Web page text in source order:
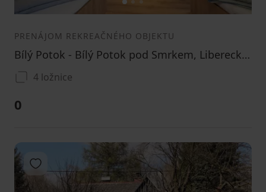
12 3
PRENÁJOM REKREAČNÉHO OBJEKTU
Bílý Potok - Bílý Potok pod Smrkem, Liberecký kraj
4 ložnice
0
Pridať do obľúbených